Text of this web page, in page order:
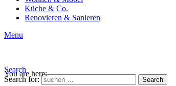
Küche & Co.
Renovieren & Sanieren
Menu
Search
Search for:
Search
You are here: